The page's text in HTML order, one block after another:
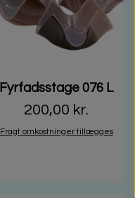
Fyrfadsstage 076 L
200,00 kr.
Fragt omkostninger tillægges